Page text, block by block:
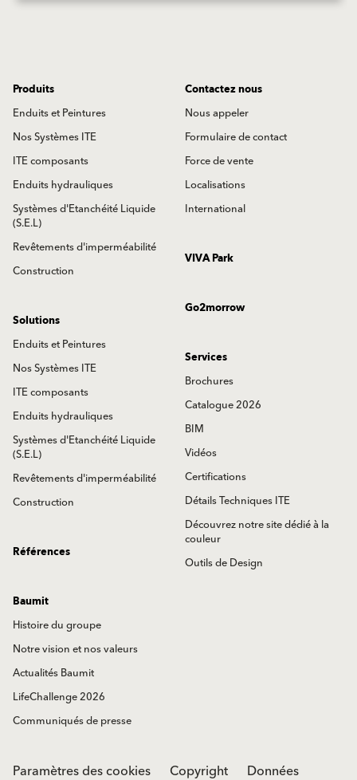
Produits
Enduits et Peintures
Nos Systèmes ITE
ITE composants
Enduits hydrauliques
Systèmes d'Etanchéité Liquide
(S.E.L)
Revêtements d'imperméabilité
Construction
Contactez nous
Nous appeler
Formulaire de contact
Force de vente
Localisations
International
VIVA Park
Go2morrow
Solutions
Enduits et Peintures
Nos Systèmes ITE
ITE composants
Enduits hydrauliques
Systèmes d'Etanchéité Liquide
(S.E.L)
Revêtements d'imperméabilité
Construction
Services
Brochures
Catalogue 2026
BIM
Vidéos
Certifications
Détails Techniques ITE
Découvrez notre site dédié à la
couleur
Outils de Design
Références
Baumit
Histoire du groupe
Notre vision et nos valeurs
Actualités Baumit
LifeChallenge 2026
Communiqués de presse
Paramètres des cookies Copyright Données